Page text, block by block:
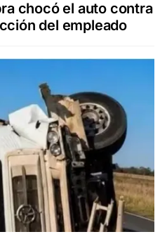
chocó el auto contra
del empleado